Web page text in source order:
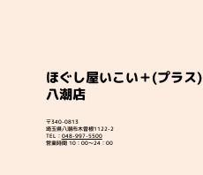
ほぐし屋いこい＋(プラス)
八潮店
〒340-0813
埼玉県八潮市木曽根1122-2
TEL： 048-997-5500
営業時間 10：00～24：00